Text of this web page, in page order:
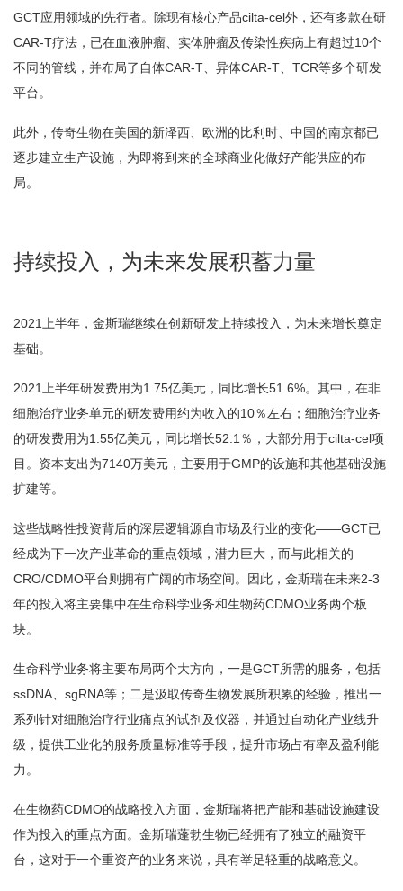
GCT应用领域的先行者。除现有核心产品cilta-cel外，还有多款在研
CAR-T疗法，已在血液肿瘤、实体肿瘤及传染性疾病上有超过10个
不同的管线，并布局了自体CAR-T、异体CAR-T、TCR等多个研发
平台。
此外，传奇生物在美国的新泽西、欧洲的比利时、中国的南京都已
逐步建立生产设施，为即将到来的全球商业化做好产能供应的布
局。
持续投入，为未来发展积蓄力量
2021上半年，金斯瑞继续在创新研发上持续投入，为未来增长奠定
基础。
2021上半年研发费用为1.75亿美元，同比增长51.6%。其中，在非
细胞治疗业务单元的研发费用约为收入的10％左右；细胞治疗业务
的研发费用为1.55亿美元，同比增长52.1％，大部分用于cilta-cel项
目。资本支出为7140万美元，主要用于GMP的设施和其他基础设施
扩建等。
这些战略性投资背后的深层逻辑源自市场及行业的变化——GCT已
经成为下一次产业革命的重点领域，潜力巨大，而与此相关的
CRO/CDMO平台则拥有广阔的市场空间。因此，金斯瑞在未来2-3
年的投入将主要集中在生命科学业务和生物药CDMO业务两个板
块。
生命科学业务将主要布局两个大方向，一是GCT所需的服务，包括
ssDNA、sgRNA等；二是汲取传奇生物发展所积累的经验，推出一
系列针对细胞治疗行业痛点的试剂及仪器，并通过自动化产业线升
级，提供工业化的服务质量标准等手段，提升市场占有率及盈利能
力。
在生物药CDMO的战略投入方面，金斯瑞将把产能和基础设施建设
作为投入的重点方面。金斯瑞蓬勃生物已经拥有了独立的融资平
台，这对于一个重资产的业务来说，具有举足轻重的战略意义。